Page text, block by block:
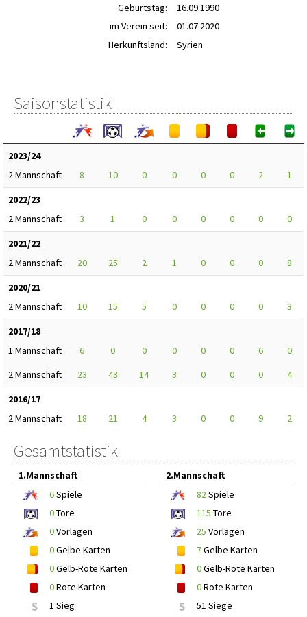
Geburtstag:
16.09.1990
im Verein seit:
01.07.2020
Herkunftsland:
Syrien
Saisonstatistik
2023/24
2.Mannschaft
8 10 0 0 0 0 2
1
2022/23
2.Mannschaft
3 1 0 0 0 0 0
0
2021/22
2.Mannschaft
20 25 2 1 0 0 0
8
2020/21
2.Mannschaft
10 15 5 0 0 0 0
3
2017/18
1.Mannschaft
6 0 0 0 0 0 6
0
2.Mannschaft
23 43 14 3 0 0 0
4
2016/17
2.Mannschaft
18 21 4 3 0 0 9 2
Gesamtstatistik
1.Mannschaft
6Spiele
0Tore
0Vorlagen
0Gelbe Karten
0Gelb-Rote Karten
0Rote Karten
S 1 Sieg
2.Mannschaft
82Spiele
115 Tore
25 Vorlagen
7Gelbe Karten
0Gelb-Rote Karten
0Rote Karten
S 51 Siege